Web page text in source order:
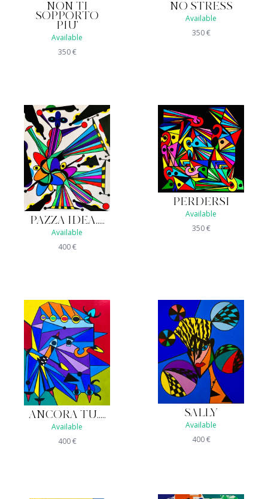
NON TI
SOPPORTO
PIU'
Available
350€
NO STRESS
Available
350€
PAZZA IDEA.....
Available
400€
PERDERSI
Available
350€
ANCORA TU.....
Available
400€
SALLY
Available
400€